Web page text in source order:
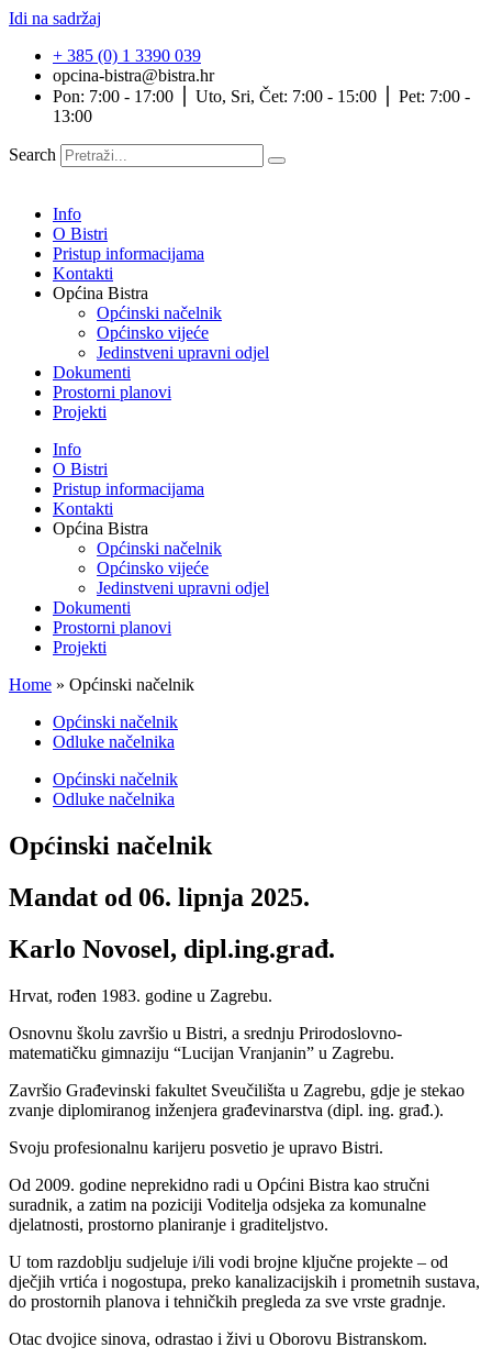
Idi na sadržaj
+ 385 (0) 1 3390 039
opcina-bistra@bistra.hr
Pon: 7:00 - 17:00 ⎪ Uto, Sri, Čet: 7:00 - 15:00 ⎪ Pet: 7:00 -
13:00
Search
Info
O Bistri
Pristup informacijama
Kontakti
Općina Bistra
Općinski načelnik
Općinsko vijeće
Jedinstveni upravni odjel
Dokumenti
Prostorni planovi
Projekti
Info
O Bistri
Pristup informacijama
Kontakti
Općina Bistra
Općinski načelnik
Općinsko vijeće
Jedinstveni upravni odjel
Dokumenti
Prostorni planovi
Projekti
Home » Općinski načelnik
Općinski načelnik
Odluke načelnika
Općinski načelnik
Odluke načelnika
Općinski načelnik
Mandat od 06. lipnja 2025.​
Karlo Novosel, dipl.ing.građ.
Hrvat, rođen 1983. godine u Zagrebu.
Osnovnu školu završio u Bistri, a srednju Prirodoslovno-
matematičku gimnaziju “Lucijan Vranjanin” u Zagrebu.
Završio Građevinski fakultet Sveučilišta u Zagrebu, gdje je stekao
zvanje diplomiranog inženjera građevinarstva (dipl. ing. građ.).
Svoju profesionalnu karijeru posvetio je upravo Bistri.
Od 2009. godine neprekidno radi u Općini Bistra kao stručni
suradnik, a zatim na poziciji Voditelja odsjeka za komunalne
djelatnosti, prostorno planiranje i graditeljstvo.
U tom razdoblju sudjeluje i/ili vodi brojne ključne projekte – od
dječjih vrtića i nogostupa, preko kanalizacijskih i prometnih sustava,
do prostornih planova i tehničkih pregleda za sve vrste gradnje.
Otac dvojice sinova, odrastao i živi u Oborovu Bistranskom.